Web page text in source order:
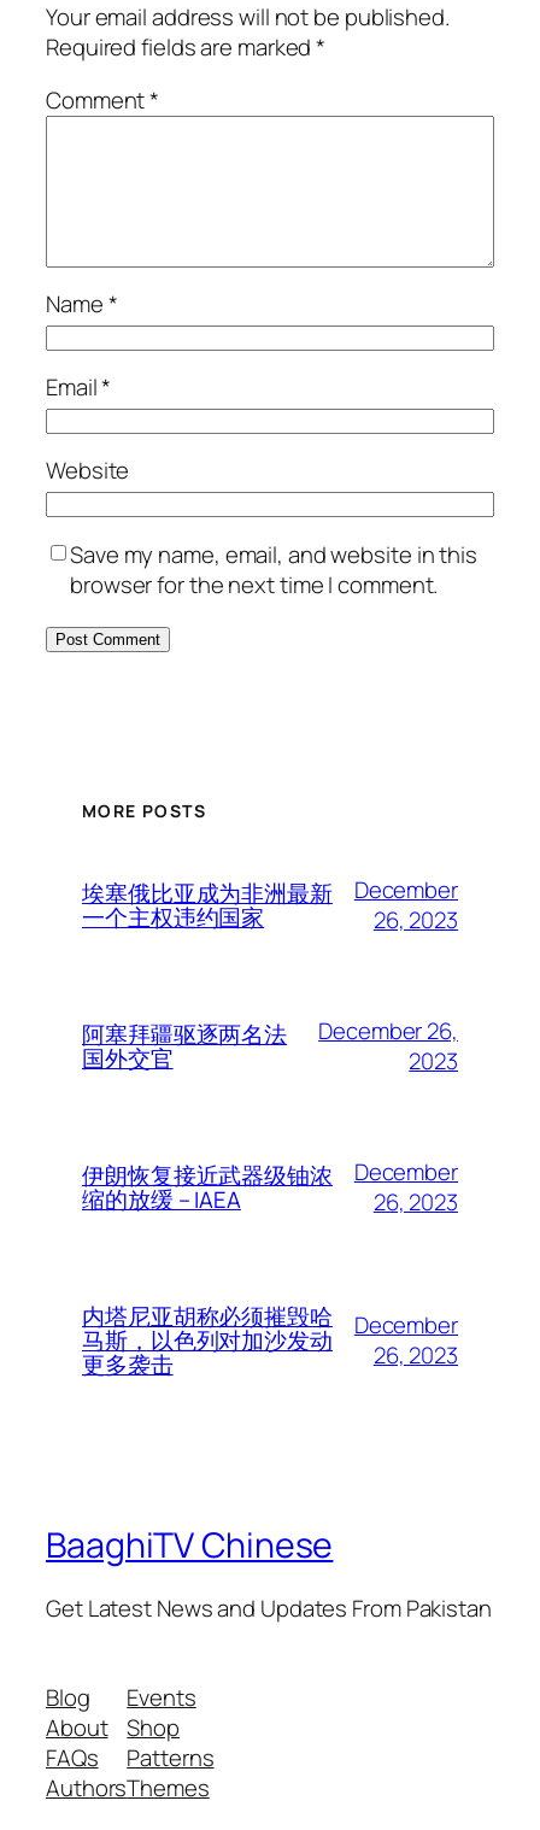
Your email address will not be published.
Required fields are marked*
Comment*
Name*
Email*
Website
Save my name, email, and website in this
browser for the next time I comment.
MORE POSTS
埃塞俄比亚成为非洲最新
一个主权违约国家
December
26, 2023
阿塞拜疆驱逐两名法
国外交官
December 26,
2023
伊朗恢复接近武器级铀浓
缩的放缓 – IAEA
December
26, 2023
内塔尼亚胡称必须摧毁哈
马斯，以色列对加沙发动
更多袭击
December
26, 2023
BaaghiTV Chinese
Get Latest News and Updates From Pakistan
Blog
About
FAQs
Authors
Events
Shop
Patterns
Themes